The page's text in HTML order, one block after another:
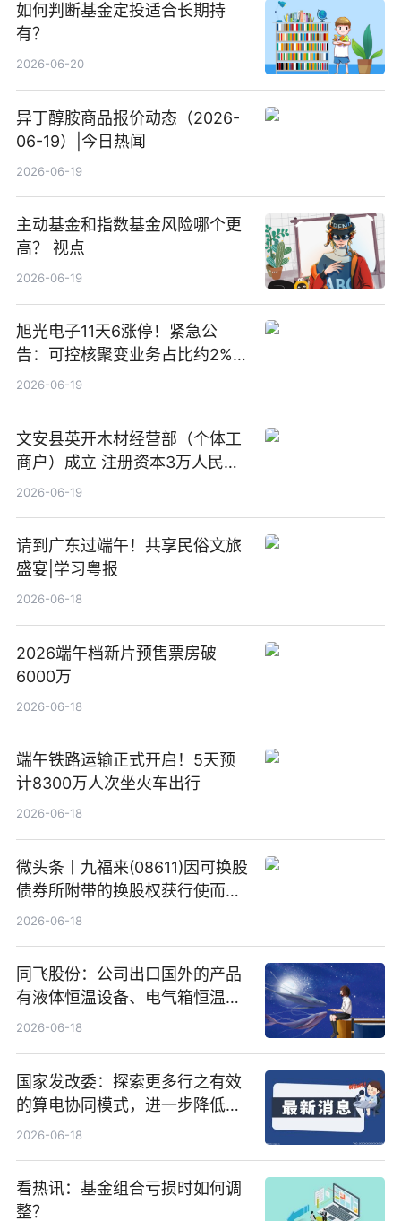
如何判断基金定投适合长期持
有？
2026-06-20
异丁醇胺商品报价动态（2026-
06-19）|今日热闻
2026-06-19
主动基金和指数基金风险哪个更
高？ 视点
2026-06-19
旭光电子11天6涨停！紧急公
告：可控核聚变业务占比约2%！
前沿热点
2026-06-19
文安县英开木材经营部（个体工
商户）成立 注册资本3万人民币
新要闻
2026-06-19
请到广东过端午！共享民俗文旅
盛宴|学习粤报
2026-06-18
2026端午档新片预售票房破
6000万
2026-06-18
端午铁路运输正式开启！5天预
计8300万人次坐火车出行
2026-06-18
微头条丨九福来(08611)因可换股
债券所附带的换股权获行使而发
行5200万股
2026-06-18
同飞股份：公司出口国外的产品
有液体恒温设备、电气箱恒温装
置、纯水冷却单元和特种换热器
2026-06-18
国家发改委：探索更多行之有效
的算电协同模式，进一步降低网
络传输时延_最资讯
2026-06-18
看热讯：基金组合亏损时如何调
整？